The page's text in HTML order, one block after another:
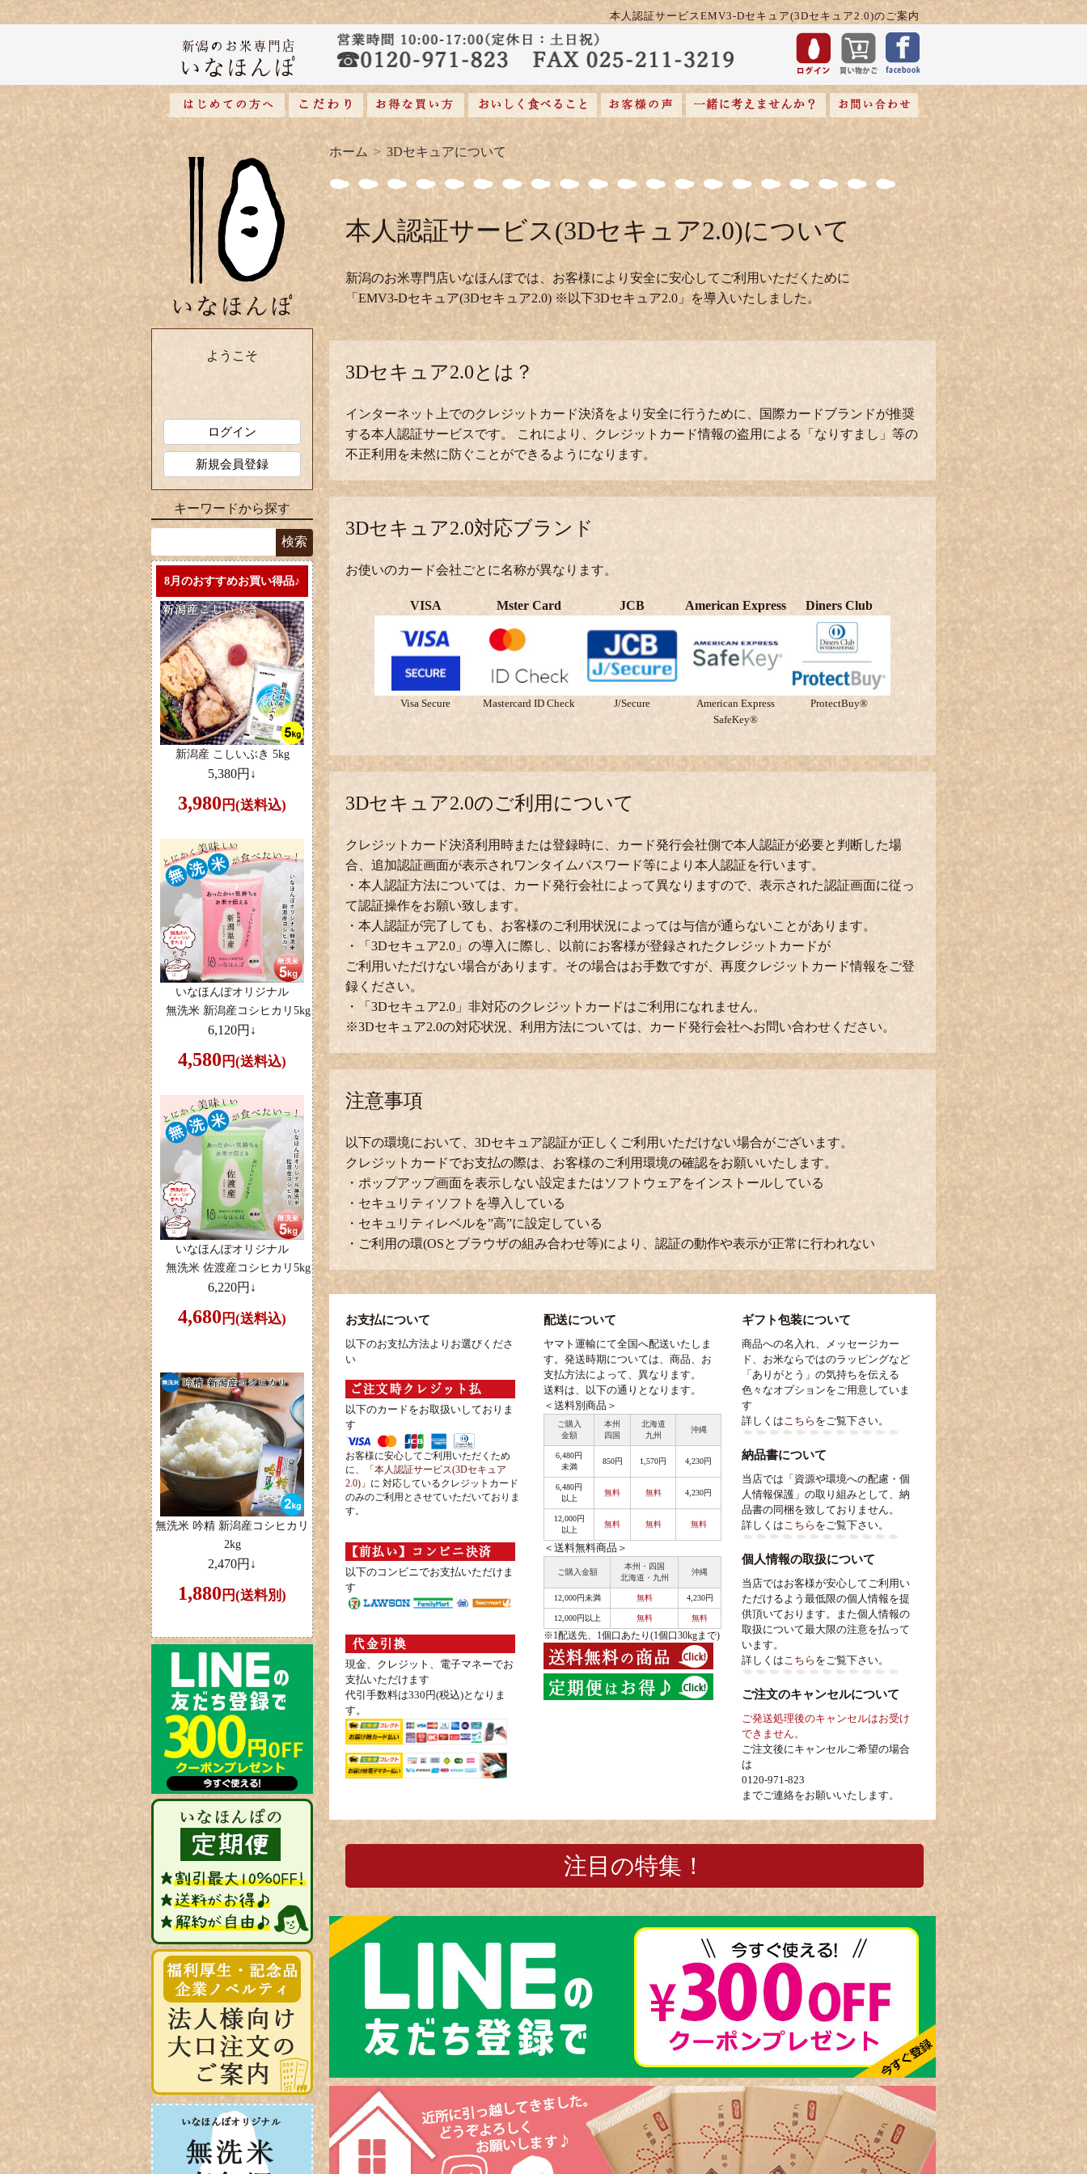
本人認証サービスEMV3-Dセキュア(3Dセキュア2.0)のご案内
ようこそ
ログイン
新規会員登録
キーワードから探す
8月のおすすめお買い得品♪
新潟産 こしいぶき 5kg
5,380円↓
3,980 円(送料込)
いなほんぽオリジナル
無洗米 新潟産コシヒカリ5kg
6,120円↓
4,580 円(送料込)
いなほんぽオリジナル
無洗米 佐渡産コシヒカリ5kg
6,220円↓
4,680 円(送料込)
無洗米 吟精 新潟産コシヒカリ
2kg
2,470円↓
1,880 円(送料別)
ホーム 3Dセキュアについて
本人認証サービス(3Dセキュア2.0)について
新潟のお米専門店いなほんぽでは、お客様により安全に安心してご利用いただくために
「EMV3-Dセキュア(3Dセキュア2.0) ※以下3Dセキュア2.0」を導入いたしました。
3Dセキュア2.0とは？
インターネット上でのクレジットカード決済をより安全に行うために、国際カードブランドが推奨
する本人認証サービスです。 これにより、クレジットカード情報の盗用による「なりすまし」等の
不正利用を未然に防ぐことができるようになります。
3Dセキュア2.0対応ブランド
お使いのカード会社ごとに名称が異なります。
VISA
Visa Secure
Mster Card
Mastercard ID Check
JCB
J/Secure
American Express
American Express
SafeKey®
Diners Club
ProtectBuy®
3Dセキュア2.0のご利用について
クレジットカード決済利用時または登録時に、カード発行会社側で本人認証が必要と判断した場
合、追加認証画面が表示されワンタイムパスワード等により本人認証を行います。
・本人認証方法については、カード発行会社によって異なりますので、表示された認証画面に従っ
て認証操作をお願い致します。
・本人認証が完了しても、お客様のご利用状況によっては与信が通らないことがあります。
・「3Dセキュア2.0」の導入に際し、以前にお客様が登録されたクレジットカードが
ご利用いただけない場合があります。その場合はお手数ですが、再度クレジットカード情報をご登
録ください。
・「3Dセキュア2.0」非対応のクレジットカードはご利用になれません。
※3Dセキュア2.0の対応状況、利用方法については、カード発行会社へお問い合わせください。
注意事項
以下の環境において、3Dセキュア認証が正しくご利用いただけない場合がございます。
クレジットカードでお支払の際は、お客様のご利用環境の確認をお願いいたします。
・ポップアップ画面を表示しない設定またはソフトウェアをインストールしている
・セキュリティソフトを導入している
・セキュリティレベルを”高”に設定している
・ご利用の環(OSとブラウザの組み合わせ等)により、認証の動作や表示が正常に行われない
お支払について
以下のお支払方法よりお選びくださ
い
以下のカードをお取扱いしておりま
す
お客様に安心してご利用いただくため
に、
「本人認証サービス(3Dセキュア
2.0)」 に 対応しているクレジットカード
のみのご利用とさせていただいておりま
す。
以下のコンビニでお支払いただけま
す
現金、クレジット、電子マネーでお
支払いただけます
代引手数料は330円(税込)となりま
す。
配送について
ヤマト運輸にて全国へ配送いたしま
す。発送時期については、商品、お
支払方法によって、異なります。
送料は、以下の通りとなります。
＜送料別商品＞
ご購入
金額
本州
四国
北海道
九州
沖縄
6,480円
未満
850円 1,570円 4,230円
6,480円
以上
無料 無料 4,230円
12,000円
以上
無料 無料 無料
＜送料無料商品＞
ご購入金額
本州・四国
北海道・九州
沖縄
12,000円未満 無料 4,230円
12,000円以上 無料 無料
※1配送先、1個口あたり(1個口30kgまで)
ギフト包装について
商品への名入れ、メッセージカー
ド、お米ならではのラッピングなど
「ありがとう」の気持ちを伝える
色々なオプションをご用意していま
す
詳しくは こちら をご覧下さい。
納品書について
当店では「資源や環境への配慮・個
人情報保護」の取り組みとして、納
品書の同梱を致しておりません。
詳しくは こちら をご覧下さい。
個人情報の取扱について
当店ではお客様が安心してご利用い
ただけるよう最低限の個人情報を提
供頂いております。また個人情報の
取扱について最大限の注意を払って
います。
詳しくは こちら をご覧下さい。
ご注文のキャンセルについて
ご発送処理後のキャンセルはお受け
できません。
ご注文後にキャンセルご希望の場合
は
0120-971-823
までご連絡をお願いいたします。
注目の特集！